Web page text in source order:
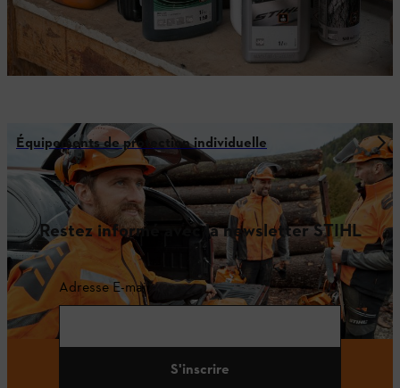
Équipements de protection individuelle
Restez informé avec la newsletter STIHL
Adresse E-mail
S'inscrire